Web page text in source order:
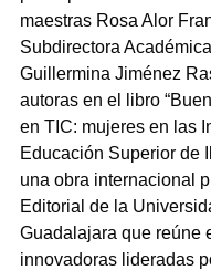
maestras Rosa Alor
Subdirectora
Guillermina Jiménez
autoras en el libro
en TIC: mujeres en las
Educación Superior de
una obra internacional
Editorial de la
Guadalajara que reúne
innovadoras lideradas